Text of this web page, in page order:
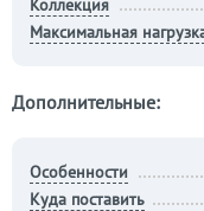
Коллекция
Максимальная
Дополнительные:
Особенности
Куда поставить